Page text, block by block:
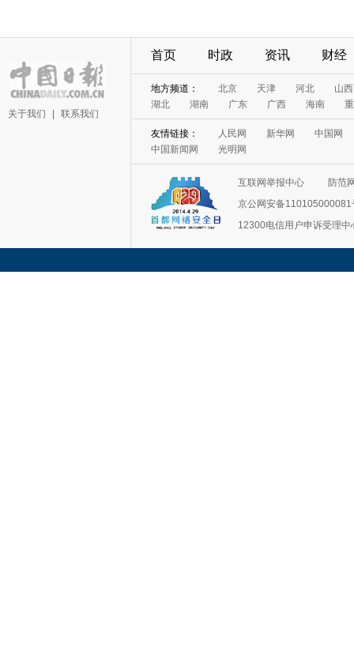
关于我们 联系我们
首页 时政 资讯 财经
地方频道： 北京 天津 河北
山西
湖北
湖南 广东 广西 海南
友情链接： 人民网 新华网
中国网
中国新闻网
光明网
互联网举报中心
防范
京公网安备110105000081
12300电信用户申诉受理中